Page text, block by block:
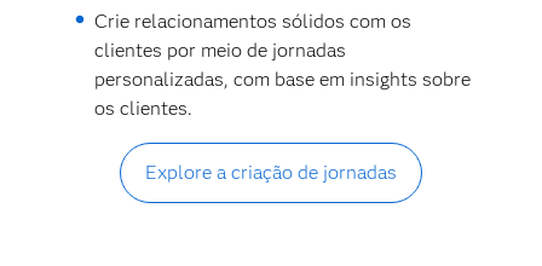
Crie relacionamentos sólidos com os
clientes por meio de jornadas
personalizadas, com base em insights sobre
os clientes.
Explore a criação de jornadas